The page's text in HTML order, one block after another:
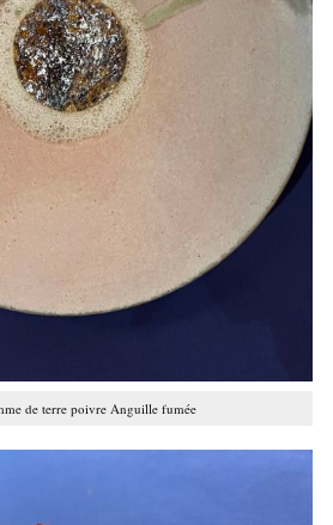
de terre poivre Anguille fumée